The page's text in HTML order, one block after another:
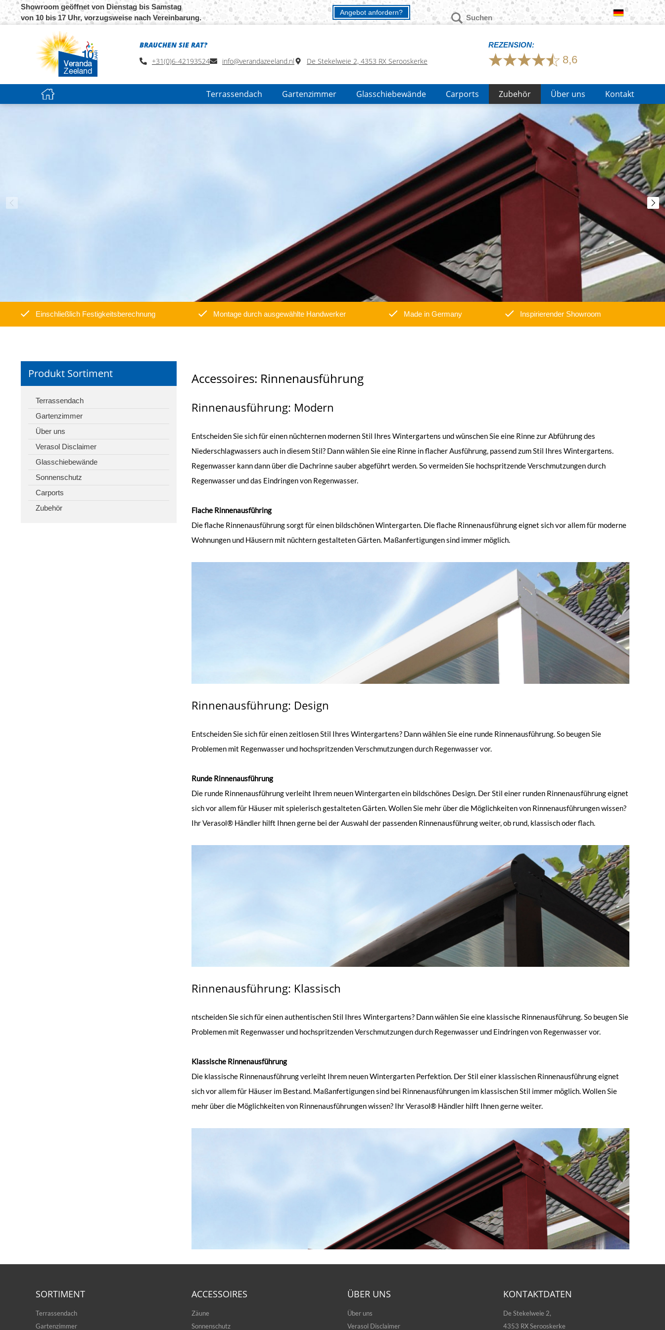
Showroom geöffnet von Dienstag bis Samstag
von 10 bis 17 Uhr, vorzugsweise nach Vereinbarung.
Angebot anfordern?
BRAUCHEN SIE RAT?
+31(0)6-42193524
info@verandazeeland.nl De Stekelweie 2, 4353 RX Serooskerke
REZENSION:
8,6
Terrassendach Gartenzimmer Glasschiebewände Carports Zubehör Über uns Kontakt
Einschließlich Festigkeitsberechnung Montage durch ausgewählte Handwerker Made in Germany Inspirierender Showroom
Produkt Sortiment
Terrassendach
Gartenzimmer
Über uns
Verasol Disclaimer
Glasschiebewände
Sonnenschutz
Carports
Zubehör
Accessoires: Rinnenausführung
Rinnenausführung: Modern
Entscheiden Sie sich für einen nüchternen modernen Stil Ihres Wintergartens und wünschen Sie eine Rinne zur Abführung des
Niederschlagwassers auch in diesem Stil? Dann wählen Sie eine Rinne in flacher Ausführung, passend zum Stil Ihres Wintergartens.
Regenwasser kann dann über die Dachrinne sauber abgeführt werden. So vermeiden Sie hochspritzende Verschmutzungen durch
Regenwasser und das Eindringen von Regenwasser.
Flache Rinnenausführing
Die flache Rinnenausführung sorgt für einen bildschönen Wintergarten. Die flache Rinnenausführung eignet sich vor allem für moderne
Wohnungen und Häusern mit nüchtern gestalteten Gärten. Maßanfertigungen sind immer möglich.
Rinnenausführung: Design
Entscheiden Sie sich für einen zeitlosen Stil Ihres Wintergartens? Dann wählen Sie eine runde Rinnenausführung. So beugen Sie
Problemen mit Regenwasser und hochspritzenden Verschmutzungen durch Regenwasser vor.
Runde Rinnenausführung
Die runde Rinnenausführung verleiht Ihrem neuen Wintergarten ein bildschönes Design. Der Stil einer runden Rinnenausführung eignet
sich vor allem für Häuser mit spielerisch gestalteten Gärten. Wollen Sie mehr über die Möglichkeiten von Rinnenausführungen wissen?
Ihr Verasol® Händler hilft Ihnen gerne bei der Auswahl der passenden Rinnenausführung weiter, ob rund, klassisch oder flach.
Rinnenausführung: Klassisch
ntscheiden Sie sich für einen authentischen Stil Ihres Wintergartens? Dann wählen Sie eine klassische Rinnenausführung. So beugen Sie
Problemen mit Regenwasser und hochspritzenden Verschmutzungen durch Regenwasser und Eindringen von Regenwasser vor.
Klassische Rinnenausführung
Die klassische Rinnenausführung verleiht Ihrem neuen Wintergarten Perfektion. Der Stil einer klassischen Rinnenausführung eignet
sich vor allem für Häuser im Bestand. Maßanfertigungen sind bei Rinnenausführungen im klassischen Stil immer möglich. Wollen Sie
mehr über die Möglichkeiten von Rinnenausführungen wissen? Ihr Verasol® Händler hilft Ihnen gerne weiter.
SORTIMENT
Terrassendach
Gartenzimmer
ACCESSOIRES
Zäune
Sonnenschutz
ÜBER UNS
Über uns
Verasol Disclaimer
KONTAKTDATEN
De Stekelweie 2,
4353 RX Serooskerke